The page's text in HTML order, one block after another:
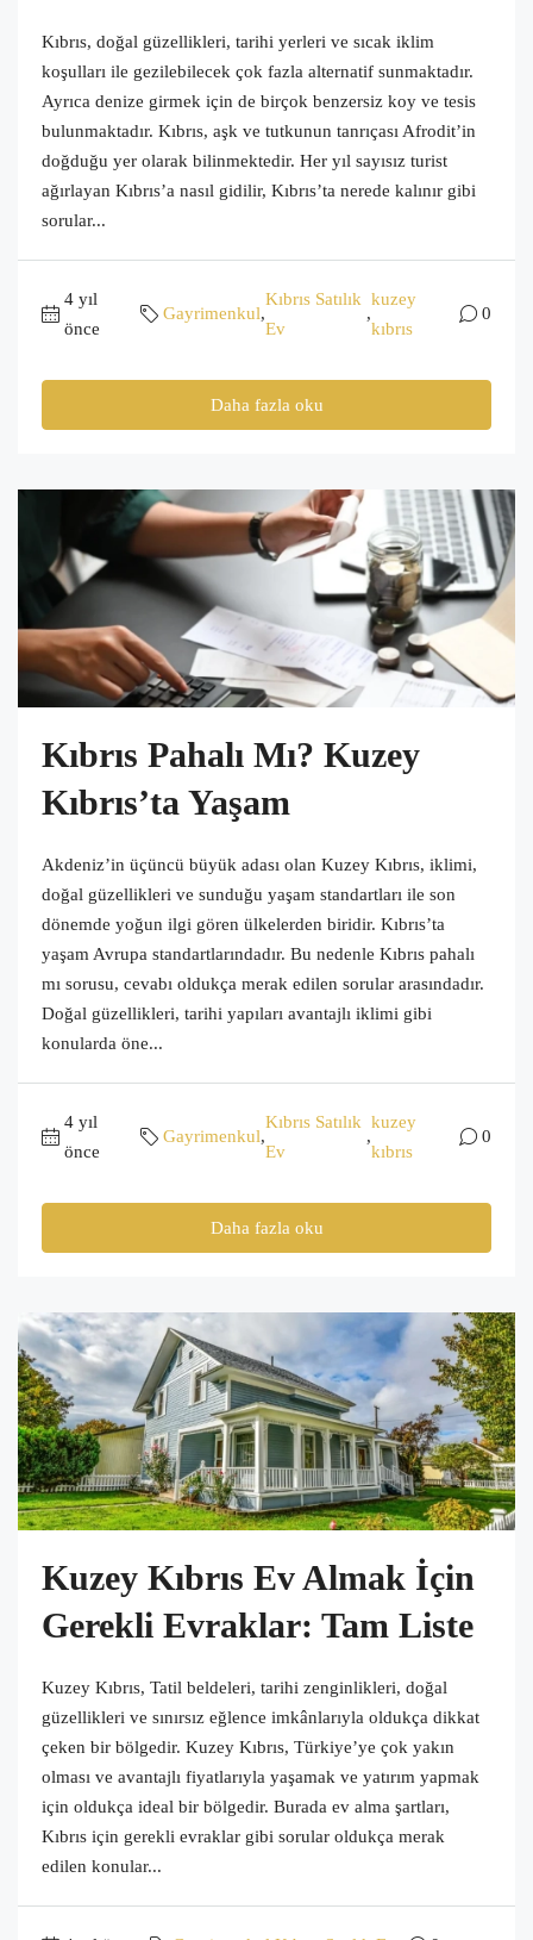
Kıbrıs, doğal güzellikleri, tarihi yerleri ve sıcak iklim
koşulları ile gezilebilecek çok fazla alternatif sunmaktadır.
Ayrıca denize girmek için de birçok benzersiz koy ve tesis
bulunmaktadır. Kıbrıs, aşk ve tutkunun tanrıçası Afrodit’in
doğduğu yer olarak bilinmektedir. Her yıl sayısız turist
ağırlayan Kıbrıs’a nasıl gidilir, Kıbrıs’ta nerede kalınır gibi
sorular...
4 yıl
önce
Gayrimenkul,
Kıbrıs Satılık
Ev
,
kuzey
kıbrıs
0
Daha fazla oku
Kıbrıs Pahalı Mı? Kuzey
Kıbrıs’ta Yaşam
Akdeniz’in üçüncü büyük adası olan Kuzey Kıbrıs, iklimi,
doğal güzellikleri ve sunduğu yaşam standartları ile son
dönemde yoğun ilgi gören ülkelerden biridir. Kıbrıs’ta
yaşam Avrupa standartlarındadır. Bu nedenle Kıbrıs pahalı
mı sorusu, cevabı oldukça merak edilen sorular arasındadır.
Doğal güzellikleri, tarihi yapıları avantajlı iklimi gibi
konularda öne...
4 yıl
önce
Gayrimenkul,
Kıbrıs Satılık
Ev
,
kuzey
kıbrıs
0
Daha fazla oku
Kuzey Kıbrıs Ev Almak İçin
Gerekli Evraklar: Tam Liste
Kuzey Kıbrıs, Tatil beldeleri, tarihi zenginlikleri, doğal
güzellikleri ve sınırsız eğlence imkânlarıyla oldukça dikkat
çeken bir bölgedir. Kuzey Kıbrıs, Türkiye’ye çok yakın
olması ve avantajlı fiyatlarıyla yaşamak ve yatırım yapmak
için oldukça ideal bir bölgedir. Burada ev alma şartları,
Kıbrıs için gerekli evraklar gibi sorular oldukça merak
edilen konular...